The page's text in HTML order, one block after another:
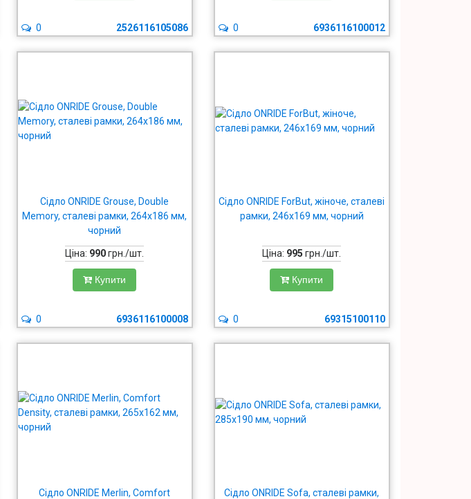
2526116105086
0 6936116100012
0
Сідло ONRIDE Grouse, Double
Memory, сталеві рамки, 264x186 мм,
чорний
Ціна: 990грн./шт.
Купити
6936116100008
0
Сідло ONRIDE ForBut, жіноче, сталеві
рамки, 246x169 мм, чорний
Ціна: 995 грн./шт.
Купити
69315100110
0
Сідло ONRIDE Merlin, Comfort
Сідло ONRIDE Sofa, сталеві рамки,